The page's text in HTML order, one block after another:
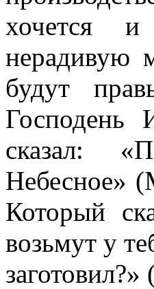
хочется
нерадивую
будут
Господень
сказал:
Небесное» (
Который
возьмут у
заготовил?»